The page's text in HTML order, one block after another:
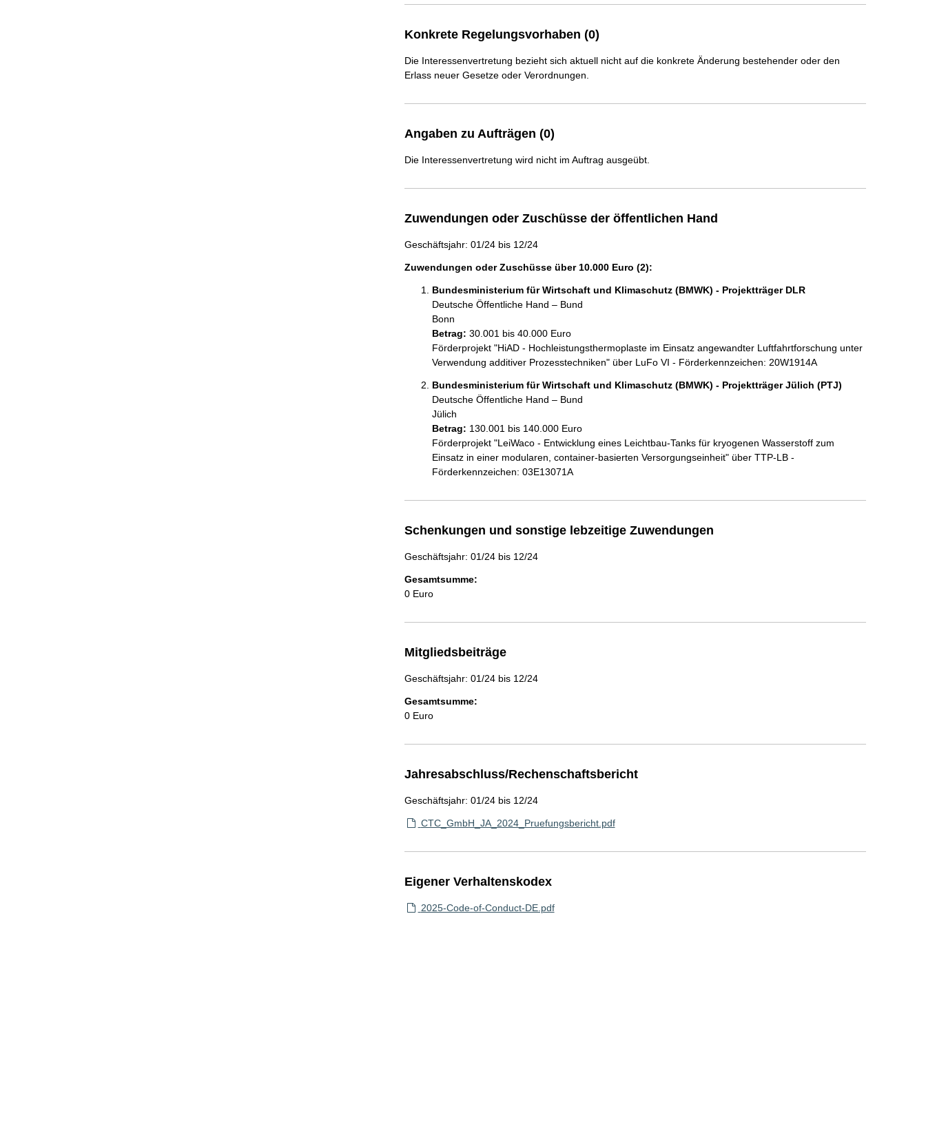
Konkrete Regelungsvorhaben (0)
Die Interessenvertretung bezieht sich aktuell nicht auf die konkrete Änderung bestehender oder den
Erlass neuer Gesetze oder Verordnungen.
Angaben zu Aufträgen (0)
Die Interessenvertretung wird nicht im Auftrag ausgeübt.
Zuwendungen oder Zuschüsse der öffentlichen Hand
Geschäftsjahr: 01/24 bis 12/24
Zuwendungen oder Zuschüsse über 10.000 Euro (2):
Bundesministerium für Wirtschaft und Klimaschutz (BMWK) - Projektträger DLR
Deutsche Öffentliche Hand – Bund
Bonn
Betrag: 30.001 bis 40.000 Euro
Förderprojekt "HiAD - Hochleistungsthermoplaste im Einsatz angewandter Luftfahrtforschung unter
Verwendung additiver Prozesstechniken" über LuFo VI - Förderkennzeichen: 20W1914A
Bundesministerium für Wirtschaft und Klimaschutz (BMWK) - Projektträger Jülich (PTJ)
Deutsche Öffentliche Hand – Bund
Jülich
Betrag: 130.001 bis 140.000 Euro
Förderprojekt "LeiWaco - Entwicklung eines Leichtbau-Tanks für kryogenen Wasserstoff zum
Einsatz in einer modularen, container-basierten Versorgungseinheit" über TTP-LB -
Förderkennzeichen: 03E13071A
Schenkungen und sonstige lebzeitige Zuwendungen
Geschäftsjahr: 01/24 bis 12/24
Gesamtsumme:
0 Euro
Mitgliedsbeiträge
Geschäftsjahr: 01/24 bis 12/24
Gesamtsumme:
0 Euro
Jahresabschluss/Rechenschaftsbericht
Geschäftsjahr: 01/24 bis 12/24
CTC_GmbH_JA_2024_Pruefungsbericht.pdf
Eigener Verhaltenskodex
2025-Code-of-Conduct-DE.pdf